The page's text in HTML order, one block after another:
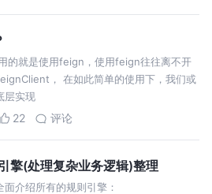
的就是使用feign，使用feign往往离不开
， 在如此简单的使用下，我们或
层实现
22 评论
擎(处理复杂业务逻辑)整理
介绍所有的规则引擎：